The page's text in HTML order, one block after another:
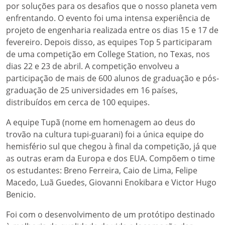
por soluções para os desafios que o nosso planeta vem
enfrentando. O evento foi uma intensa experiência de
projeto de engenharia realizada entre os dias 15 e 17 de
fevereiro. Depois disso, as equipes Top 5 participaram
de uma competição em College Station, no Texas, nos
dias 22 e 23 de abril. A competição envolveu a
participação de mais de 600 alunos de graduação e pós-
graduação de 25 universidades em 16 países,
distribuídos em cerca de 100 equipes.
A equipe Tupã (nome em homenagem ao deus do
trovão na cultura tupi-guarani) foi a única equipe do
hemisfério sul que chegou à final da competição, já que
as outras eram da Europa e dos EUA. Compõem o time
os estudantes: Breno Ferreira, Caio de Lima, Felipe
Macedo, Luã Guedes, Giovanni Enokibara e Victor Hugo
Benicio.
Foi com o desenvolvimento de um protótipo destinado